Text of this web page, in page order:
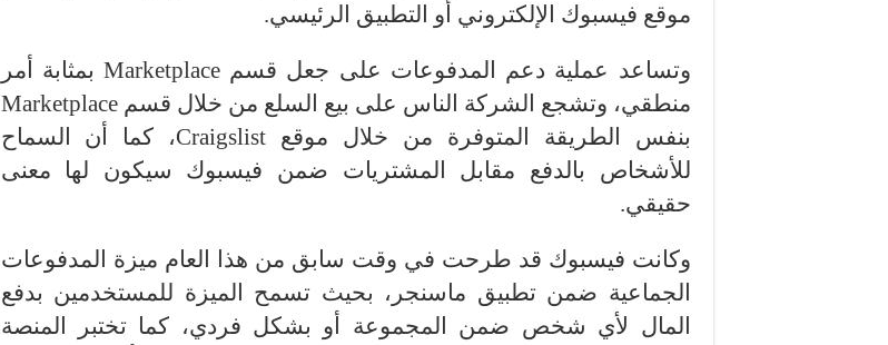
موقع فيسبوك الإلكتروني أو التطبيق الرئيسي.
وتساعد عملية دعم المدفوعات على جعل قسم Marketplace بمثابة أمر
منطقي، وتشجع الشركة الناس على بيع السلع من خلال قسم Marketplace
بنفس الطريقة المتوفرة من خلال موقع Craigslist، كما أن السماح
للأشخاص بالدفع مقابل المشتريات ضمن فيسبوك سيكون لها معنى
حقيقي.
وكانت فيسبوك قد طرحت في وقت سابق من هذا العام ميزة المدفوعات
الجماعية ضمن تطبيق ماسنجر، بحيث تسمح الميزة للمستخدمين بدفع
المال لأي شخص ضمن المجموعة أو بشكل فردي، كما تختبر المنصة